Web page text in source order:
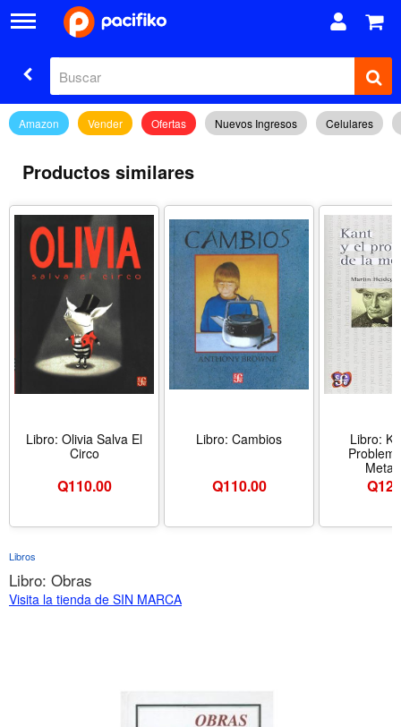
Amazon Vender Ofertas Nuevos Ingresos Celulares
Productos similares
Libro: Olivia Salva El
Circo
Q110.00
Libro: Cambios
Q110.00
Libro:
Q
Libros
Libro: Obras
Visita la tienda de SIN MARCA